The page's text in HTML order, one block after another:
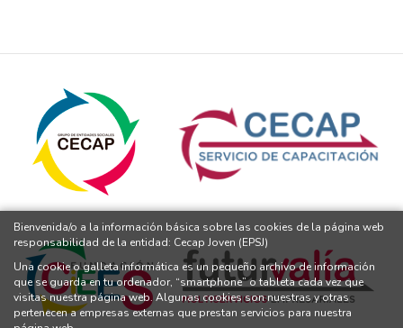
Bienvenida/o a la información básica sobre las cookies de la página web
responsabilidad de la entidad: Cecap Joven (EPSJ)
Una cookie o galleta informática es un pequeño archivo de información
que se guarda en tu ordenador, “smartphone” o tableta cada vez que
visitas nuestra página web. Algunas cookies son nuestras y otras
pertenecen a empresas externas que prestan servicios para nuestra